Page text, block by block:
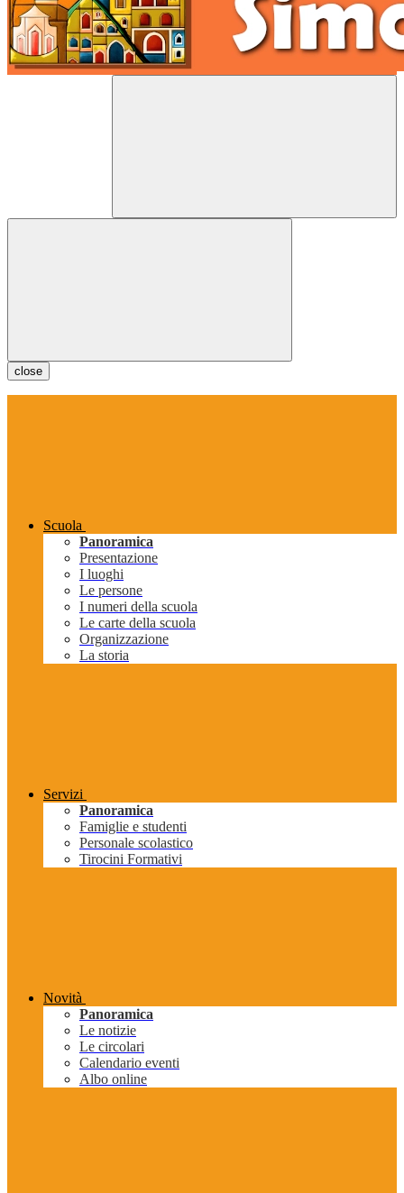
close
Scuola
Panoramica
Presentazione
I luoghi
Le persone
I numeri della scuola
Le carte della scuola
Organizzazione
La storia
Servizi
Panoramica
Famiglie e studenti
Personale scolastico
Tirocini Formativi
Novità
Panoramica
Le notizie
Le circolari
Calendario eventi
Albo online